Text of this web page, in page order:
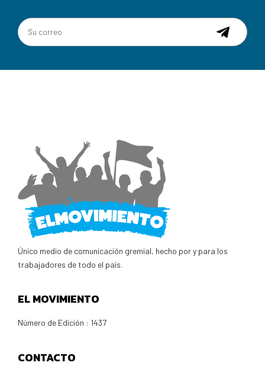
Único medio de comunicación gremial, hecho por y para los
trabajadores de todo el país.
EL MOVIMIENTO
Número de Edición : 1437
CONTACTO